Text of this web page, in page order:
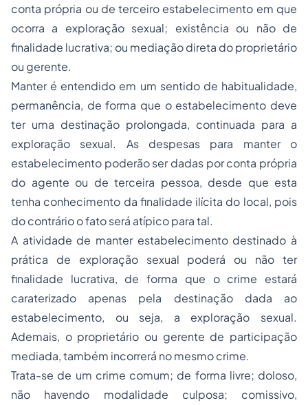
conta própria ou de terceiro estabelecimento em que
ocorra a exploração sexual; existência ou não de
finalidade lucrativa; ou mediação direta do proprietário
ou gerente.
Manter é entendido em um sentido de habitualidade,
permanência, de forma que o estabelecimento deve
ter uma destinação prolongada, continuada para a
exploração sexual. As despesas para manter o
estabelecimento poderão ser dadas por conta própria
do agente ou de terceira pessoa, desde que esta
tenha conhecimento da finalidade ilícita do local, pois
do contrário o fato será atípico para tal.
A atividade de manter estabelecimento destinado à
prática de exploração sexual poderá ou não ter
finalidade lucrativa, de forma que o crime estará
caraterizado apenas pela destinação dada ao
estabelecimento, ou seja, a exploração sexual.
Ademais, o proprietário ou gerente de participação
mediada, também incorrerá no mesmo crime.
Trata-se de um crime comum; de forma livre; doloso,
não havendo modalidade culposa; comissivo,